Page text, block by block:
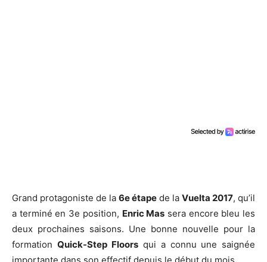
Grand protagoniste de la 6e étape de la Vuelta 2017, qu’il
a terminé en 3e position, Enric Mas sera encore bleu les
deux prochaines saisons. Une bonne nouvelle pour la
formation Quick-Step Floors qui a connu une saignée